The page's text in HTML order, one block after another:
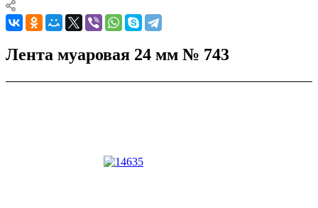
Лента муаровая 24 мм № 743